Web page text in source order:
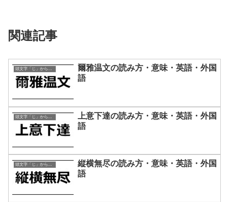
関連記事
頭文字「じ」から始まる四字熟語
爾雅温文の読み方・意味・英語・外国
語
上意下達の読み方・意味・英語・外国
語
頭文字「じ」から始まる四字熟語
縦横無尽の読み方・意味・英語・外国
語